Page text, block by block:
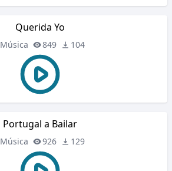
Querida Yo
Música 849 104
Portugal a Bailar
Música 926 129